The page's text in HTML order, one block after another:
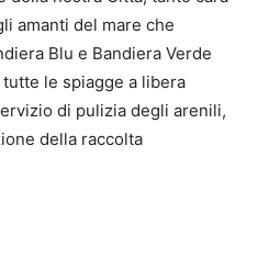
amanti del mare che
Blu e Bandiera Verde
le spiagge a libera
di pulizia degli arenili,
della raccolta